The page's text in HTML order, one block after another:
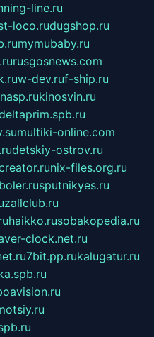
line.ru
loco.rudugshop.ru
mymubaby.ru
rusgosnews.com
w-dev.ruf-ship.ru
kinosvin.ru
multiki-online.com
detskiy-ostrov.ru
nix-files.org.ru
sputnikyes.ru
zallclub.ru
haikko.rusobakopedia.ru
clock.net.ru
7bit.pp.rukalugatur.ru